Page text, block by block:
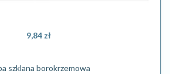
9,84 zł
szklana borokrzemowa